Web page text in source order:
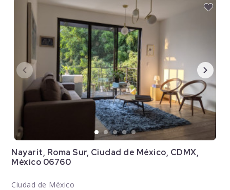
Nayarit, Roma Sur, Ciudad de México, CDMX,
México 06760
Ciudad de México